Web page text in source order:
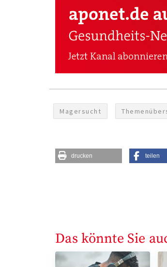
Magersucht
drucken teilen
Das könnte Sie